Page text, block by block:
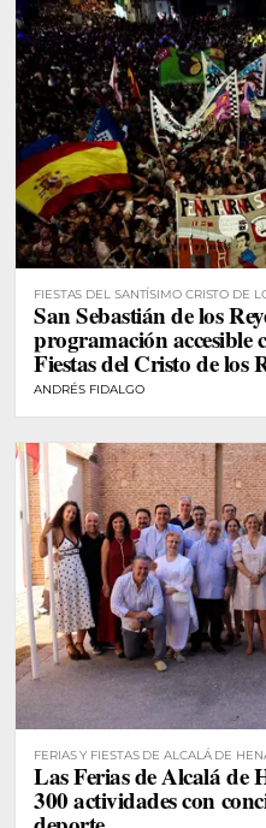
FIESTAS DEL SANTÍSIMO CRISTO DE
San Sebastián de los
programación accesible
Fiestas del Cristo de los
ANDRÉS FIDALGO
FERIAS Y FIESTAS DE ALCALÁ DE
Las Ferias de Alcalá de
300 actividades con